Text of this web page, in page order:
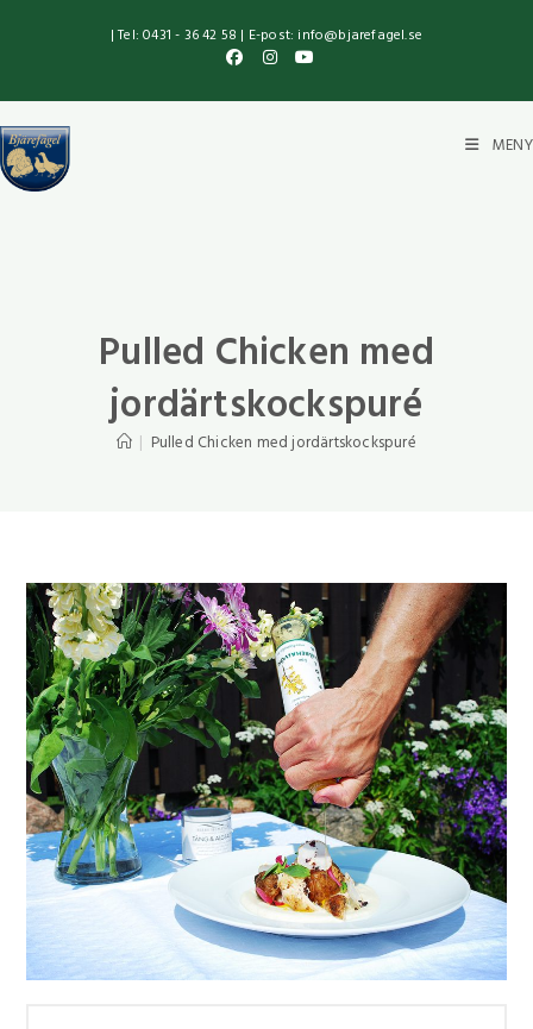
| Tel: 0431 - 36 42 58 | E-post: info@bjarefagel.se
MENY
Pulled Chicken med
jordärtskockspuré
| Pulled Chicken med jordärtskockspuré